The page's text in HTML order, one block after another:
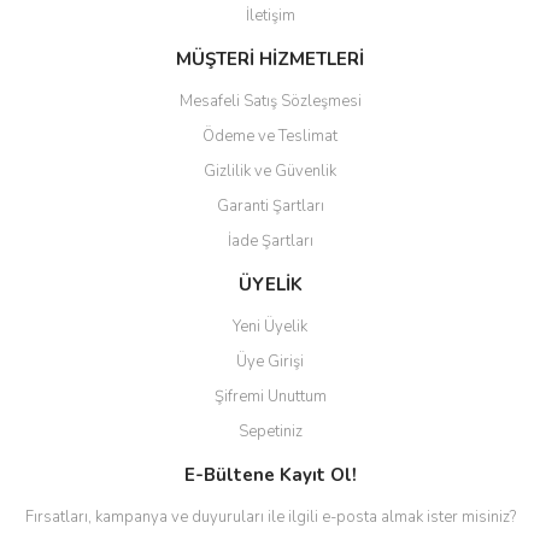
İletişim
MÜŞTERİ HİZMETLERİ
Mesafeli Satış Sözleşmesi
Ödeme ve Teslimat
Gizlilik ve Güvenlik
Garanti Şartları
İade Şartları
ÜYELİK
Yeni Üyelik
Üye Girişi
Şifremi Unuttum
Sepetiniz
E-Bültene Kayıt Ol!
Fırsatları, kampanya ve duyuruları ile ilgili e-posta almak ister misiniz?